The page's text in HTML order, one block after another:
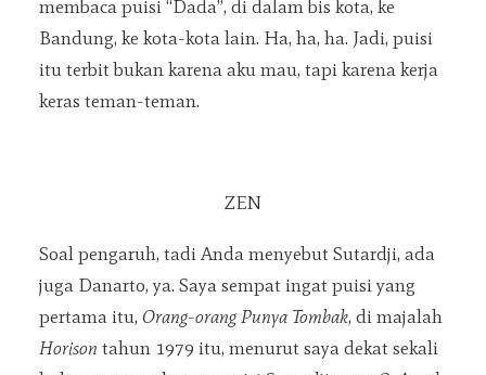
membaca puisi “Dada”, di dalam bis kota, ke
Bandung, ke kota-kota lain. Ha, ha, ha. Jadi, puisi
itu terbit bukan karena aku mau, tapi karena kerja
keras teman-teman.
ZEN
Soal pengaruh, tadi Anda menyebut Sutardji, ada
juga Danarto, ya. Saya sempat ingat puisi yang
pertama itu, Orang-orang Punya Tombak, di majalah
Horison tahun 1979 itu, menurut saya dekat sekali